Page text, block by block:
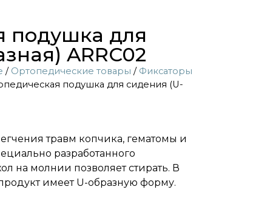
подушка для
ARRC02
/ Ортопедические товары / Фиксаторы
подушка для сидения (U-
травм копчика, гематомы и
разработанного
на молнии позволяет стирать. В
имеет U-образную форму.